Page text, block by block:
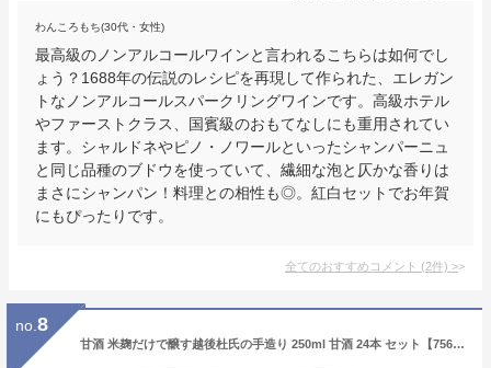
わんころもち(30代・女性)
最高級のノンアルコールワインと言われるこちらは如何でし
ょう？1688年の伝説のレシピを再現して作られた、エレガン
トなノンアルコールスパークリングワインです。高級ホテル
やファーストクラス、国賓級のおもてなしにも重用されてい
ます。シャルドネやピノ・ノワールといったシャンパーニュ
と同じ品種のブドウを使っていて、繊細な泡と仄かな香りは
まさにシャンパン！料理との相性も◎。紅白セットでお年賀
にもぴったりです。
全てのおすすめコメント (2件) >
no. 8
甘酒 米麹だけで醸す越後杜氏の手造り 250ml 甘酒 24本 セット【7560円以上で送料無料】